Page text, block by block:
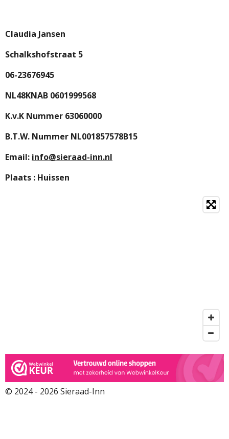
Claudia Jansen
Schalkshofstraat 5
06-23676945
NL48KNAB 0601999568
K.v.K Nummer 63060000
B.T.W. Nummer NL001857578B15
Email: info@sieraad-inn.nl
Plaats : Huissen
© 2024 - 2026 Sieraad-Inn